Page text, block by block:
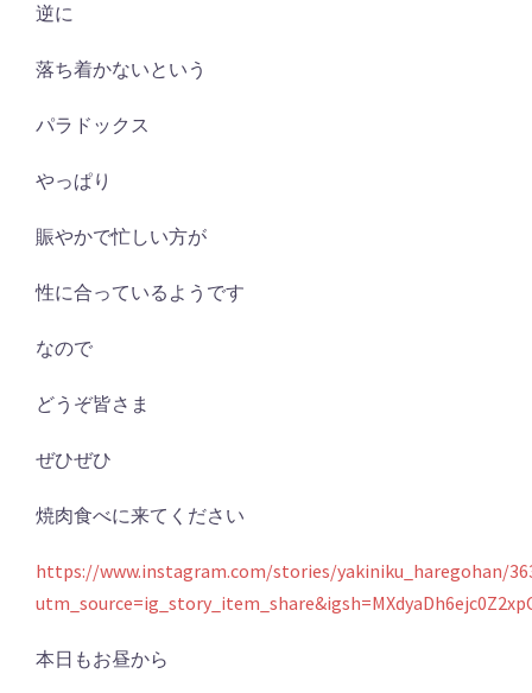
逆に
落ち着かないという
パラドックス
やっぱり
賑やかで忙しい方が
性に合っているようです
なので
どうぞ皆さま
ぜひぜひ
焼肉食べに来てください
https://www.instagram.com/stories/yakiniku_haregohan/
本日もお昼から